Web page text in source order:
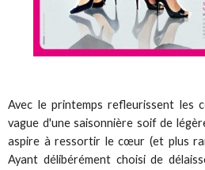
Avec le printemps refleurissent les
vague d'une saisonnière soif de
aspire à ressortir le cœur (et plus
Ayant délibérément choisi de